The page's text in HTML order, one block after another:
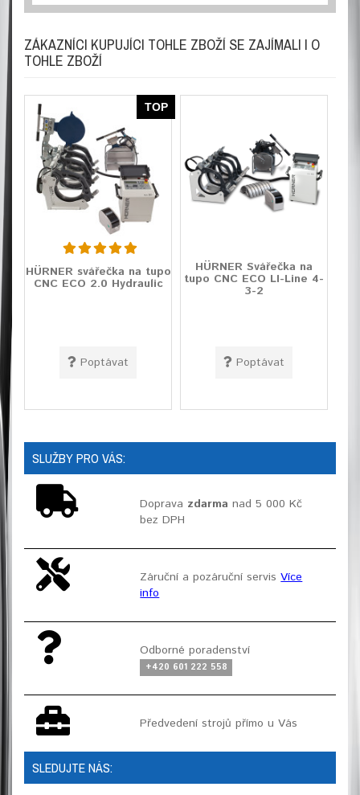
ZÁKAZNÍCI KUPUJÍCI TOHLE ZBOŽÍ SE ZAJÍMALI I O
TOHLE ZBOŽÍ
TOP
HÜRNER svářečka na tupo
CNC ECO 2.0 Hydraulic
Poptávat
HÜRNER Svářečka na
tupo CNC ECO LI-Line 4-
3-2
Poptávat
SLUŽBY PRO VÁS:
Doprava zdarma nad 5 000 Kč
bez DPH
Záruční a pozáruční servisVíce
info
Odborné poradenství
+420 601 222 558
Předvedení strojů přímo u Vás
SLEDUJTE NÁS: